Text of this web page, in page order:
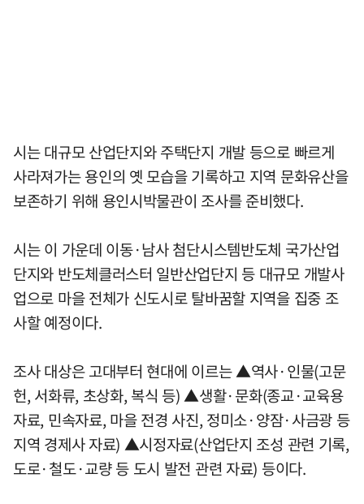
시는 대규모 산업단지와 주택단지 개발 등으로 빠르게
사라져가는 용인의 옛 모습을 기록하고 지역 문화유산을
보존하기 위해 용인시박물관이 조사를 준비했다.
시는 이 가운데 이동·남사 첨단시스템반도체 국가산업
단지와 반도체클러스터 일반산업단지 등 대규모 개발사
업으로 마을 전체가 신도시로 탈바꿈할 지역을 집중 조
사할 예정이다.
조사 대상은 고대부터 현대에 이르는 ▲역사·인물(고문
헌, 서화류, 초상화, 복식 등) ▲생활·문화(종교·교육용
자료, 민속자료, 마을 전경 사진, 정미소·양잠·사금광 등
지역 경제사 자료) ▲시정자료(산업단지 조성 관련 기록,
도로·철도·교량 등 도시 발전 관련 자료) 등이다.